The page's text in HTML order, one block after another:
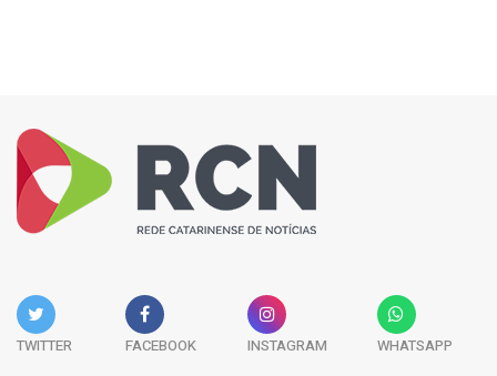
TWITTER FACEBOOK INSTAGRAM WHATSAPP